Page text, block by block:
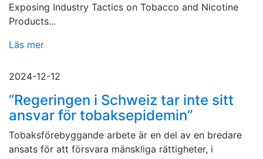
Exposing Industry Tactics on Tobacco and Nicotine
Products...
Läs mer
2024-12-12
”Regeringen i Schweiz tar inte sitt
ansvar för tobaksepidemin”
Tobaksförebyggande arbete är en del av en bredare
ansats för att försvara mänskliga rättigheter, i